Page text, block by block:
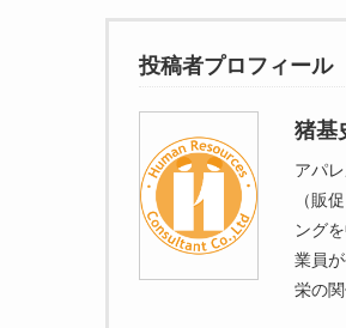
投稿者プロフィール
猪基
アパ
（販
ング
業員
栄の